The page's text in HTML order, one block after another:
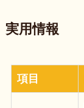
実用情報
項目